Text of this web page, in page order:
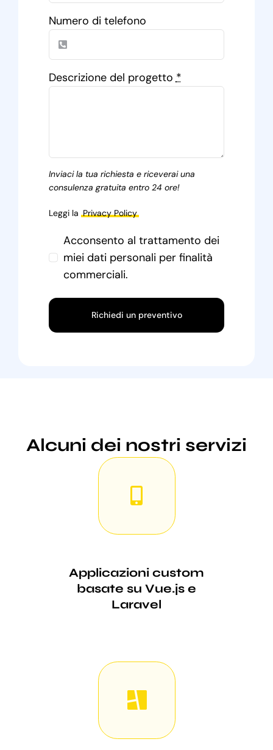
Numero di telefono
Descrizione del progetto*
Inviaci la tua richiesta e riceverai una
consulenza gratuita entro 24 ore!
Leggi la Privacy Policy
Acconsento al trattamento dei
miei dati personali per finalità
commerciali.
Richiedi un preventivo
Alcuni dei nostri servizi
Applicazioni custom
basate su Vue.js e
Laravel